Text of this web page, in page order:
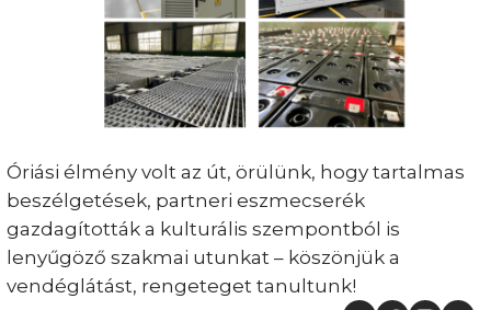
Óriási élmény volt az út, örülünk, hogy tartalmas
beszélgetések, partneri eszmecserék
gazdagították a kulturális szempontból is
lenyűgöző szakmai utunkat – köszönjük a
vendéglátást, rengeteget tanultunk!